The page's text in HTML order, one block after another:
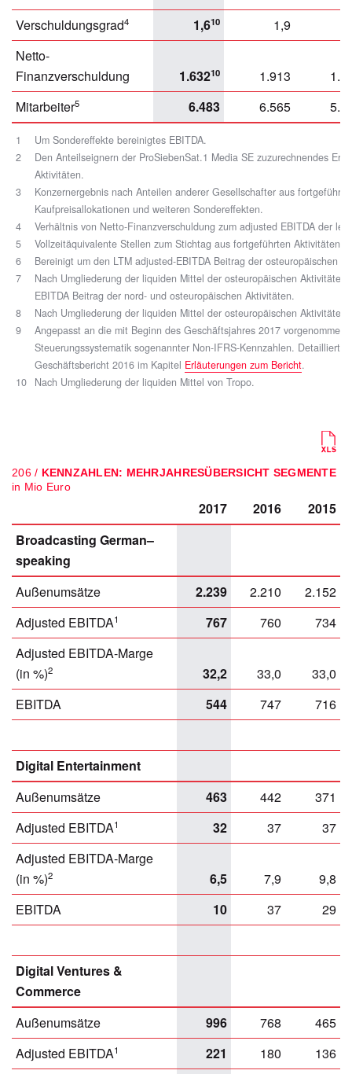
1
Um Sondereffekte bereinigtes EBITDA.
2
Den Anteilseignern der ProSiebenSat.1 Media SE zuzurechnendes
Aktivitäten.
3
Konzernergebnis nach Anteilen anderer Gesellschafter aus
Kaufpreisallokationen und weiteren Sondereffekten.
4
Verhältnis von Netto-Finanzverschuldung zum adjusted EBITDA der
5
Vollzeitäquivalente Stellen zum Stichtag aus fortgeführten Aktivitäten.
6
Bereinigt um den LTM adjusted-EBITDA Beitrag der osteuropäischen
7
Nach Umgliederung der liquiden Mittel der osteuropäischen
EBITDA Beitrag der nord- und osteuropäischen Aktivitäten.
8
Nach Umgliederung der liquiden Mittel der osteuropäischen Aktivitäten.
9
Angepasst an die mit Beginn des Geschäftsjahres 2017
Steuerungssystematik sogenannter Non-IFRS-Kennzahlen.
Geschäftsbericht 2016 im Kapitel Erläuterungen zum Bericht.
10
Nach Umgliederung der liquiden Mittel von Tropo.
Verschuldungsgrad4 1,610 1,9
Netto-
Finanzverschuldung
1.63210 1.913
Mitarbeiter5 6.483 6.565
206 / KENNZAHLEN: MEHRJAHRESÜBERSICHT SEGMENTE
in Mio Euro
2017 2016 2015
Broadcasting German–
speaking
Außenumsätze
2.239 2.210
2.152
Adjusted EBITDA1 767 760
734
Adjusted EBITDA-Marge
(in %)2 32,2 33,0
33,0
EBITDA
544 747 716
Digital Entertainment
Außenumsätze
463 442
371
Adjusted EBITDA1 32 37
37
Adjusted EBITDA-Marge
(in %)2 6,5 7,9
9,8
EBITDA
10 37 29
Digital Ventures &
Commerce
Außenumsätze
996 768
465
Adjusted EBITDA1 221 180
136